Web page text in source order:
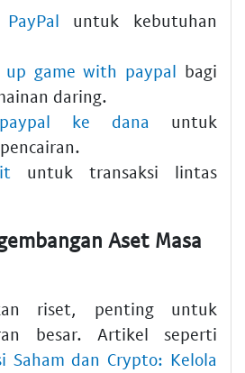
untuk kebutuhan
game with paypal bagi
daring.
ke dana untuk
untuk transaksi lintas
Aset Masa
riset, penting untuk
besar. Artikel seperti
Saham dan Crypto: Kelola